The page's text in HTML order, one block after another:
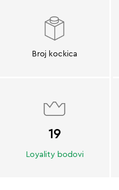
Broj kockica
19
Loyality bodovi